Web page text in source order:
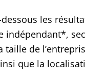
les
indépendant*,
de
que la